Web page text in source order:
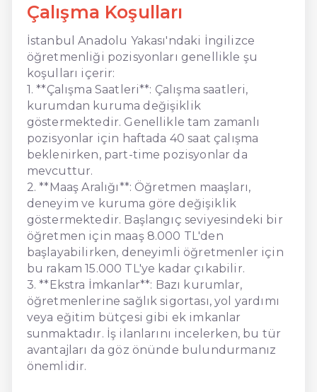
Çalışma Koşulları
İstanbul Anadolu Yakası'ndaki İngilizce
öğretmenliği pozisyonları genellikle şu
koşulları içerir:
1. **Çalışma Saatleri**: Çalışma saatleri,
kurumdan kuruma değişiklik
göstermektedir. Genellikle tam zamanlı
pozisyonlar için haftada 40 saat çalışma
beklenirken, part-time pozisyonlar da
mevcuttur.
2. **Maaş Aralığı**: Öğretmen maaşları,
deneyim ve kuruma göre değişiklik
göstermektedir. Başlangıç seviyesindeki bir
öğretmen için maaş 8.000 TL'den
başlayabilirken, deneyimli öğretmenler için
bu rakam 15.000 TL'ye kadar çıkabilir.
3. **Ekstra İmkanlar**: Bazı kurumlar,
öğretmenlerine sağlık sigortası, yol yardımı
veya eğitim bütçesi gibi ek imkanlar
sunmaktadır. İş ilanlarını incelerken, bu tür
avantajları da göz önünde bulundurmanız
önemlidir.